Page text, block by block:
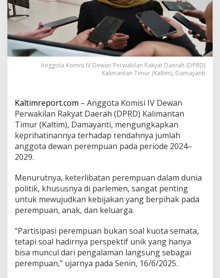
n
m
n
a
k
e
l
i
b
a
t
a
n
r
e
m
p
u
n
d
a
l
a
Anggota Komisi IV Dewan Perwakilan Rakyat Daerah (DPRD)
Kalimantan Timur (Kaltim), Damayanti
Kaltimreport.com – Anggota Komisi IV Dewan
Perwakilan Rakyat Daerah (DPRD) Kalimantan
Timur (Kaltim), Damayanti, mengungkapkan
keprihatinannya terhadap rendahnya jumlah
anggota dewan perempuan pada periode 2024–
2029.
Menurutnya, keterlibatan perempuan dalam dunia
politik, khususnya di parlemen, sangat penting
untuk mewujudkan kebijakan yang berpihak pada
perempuan, anak, dan keluarga.
“Partisipasi perempuan bukan soal kuota semata,
tetapi soal hadirnya perspektif unik yang hanya
bisa muncul dari pengalaman langsung sebagai
perempuan,” ujarnya pada Senin, 16/6/2025.